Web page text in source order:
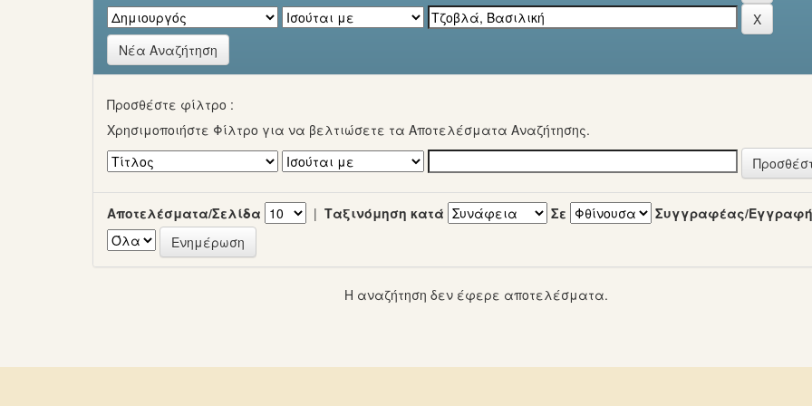
Νέα Αναζήτηση
Προσθέστε φίλτρο :
Χρησιμοποιήστε Φίλτρο για να βελτιώσετε τα Αποτελέσματα Αναζήτησης.
Αποτελέσματα/Σελίδα | Ταξινόμηση κατά Σε Συγγραφέας/Εγγραφή
Η αναζήτηση δεν έφερε αποτελέσματα.